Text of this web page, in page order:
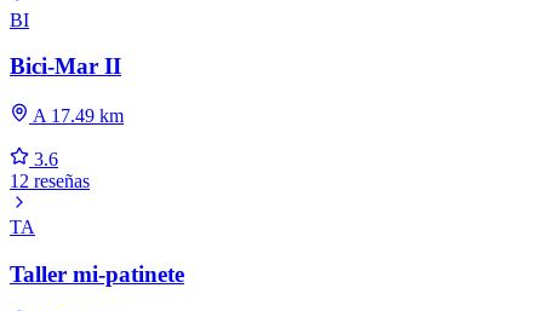
BI
Bici-Mar II
A 17.49 km
3.6
12 reseñas
TA
Taller mi-patinete